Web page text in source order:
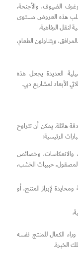
الضيوف، والأجنحة،
هذه العروض مستوى
لنقل الرفاهية.
ويتناولون الطعام،
العديدة يجعل هذه
الأبعاد لمشاريع دبي.
هائلة. يمكن أن تتراوح
الرئيسية:
والانعكاسات، وخصائص
المصقول، حبيبات الخشب،
لإبراز المنتج، أو
الكمال للمنتج نفسه
الخبرة.